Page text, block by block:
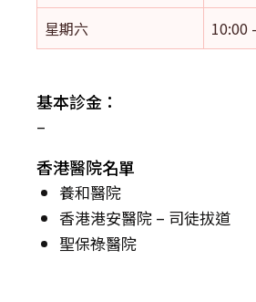
星期六
10:00
基本診金：
–
香港醫院名單
養和醫院
香港港安醫院 – 司徒拔道
聖保祿醫院